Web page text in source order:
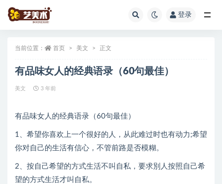
登录
当前位置： 首页 美文 正文
有品味女人的经典语录（60句最佳）
美文 3 年前
有品味女人的经典语录（60句最佳）
1、希望你喜欢上一个很好的人，从此难过时也有动力;希望
你对自己的生活有信心，不管前路是否模糊。
2、按自己希望的方式生活不叫自私，要求別人按照自己希
望的方式生活才叫自私。